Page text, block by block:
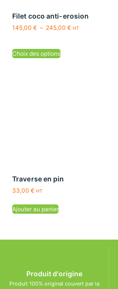
Filet coco anti-erosion
145,00 € – 245,00 € HT
Choix des options
Traverse en pin
33,00 € HT
Ajouter au panier
Produit d'origine
Produit 100% original couvert par la